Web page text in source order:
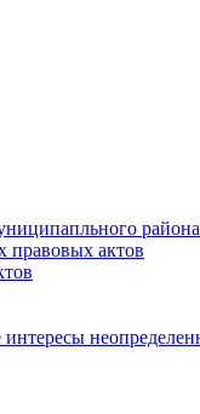
правовых актов